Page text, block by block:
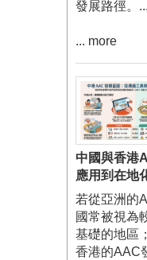
發展路徑。...
... more
中國與香港
應用到在地
若從亞洲的
國常被視為
基礎的地區
香港的AAC